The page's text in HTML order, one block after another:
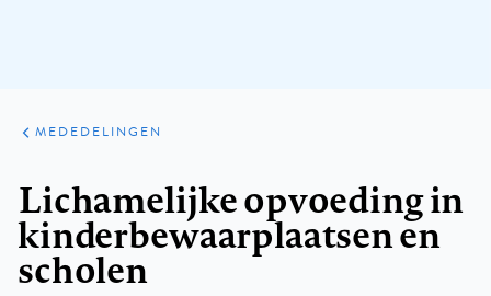
ARTIKELEN
VARIA
MEDEDELINGEN
Lichamelijke opvoeding in
kinderbewaarplaatsen en
scholen